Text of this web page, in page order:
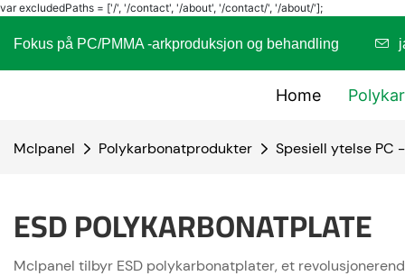
var excludedPaths = ['/', '/contact', '/about', '/contact/', '/about/'];
Fokus på PC/PMMA -arkproduksjon og behandling
Home
Mclpanel Polykarbonatprodukter Spesiell ytelse PC
ESD POLYKARBONATPLATE
Mclpanel tilbyr ESD polykarbonatplater, et